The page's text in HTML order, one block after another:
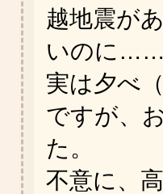
越地震が
いのに
実は夕べ
ですが、
た。
不意に、